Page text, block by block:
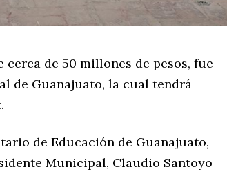
cerca de 50 millones de pesos, fue
de Guanajuato, la cual tendrá
de Educación de Guanajuato,
Municipal, Claudio Santoyo